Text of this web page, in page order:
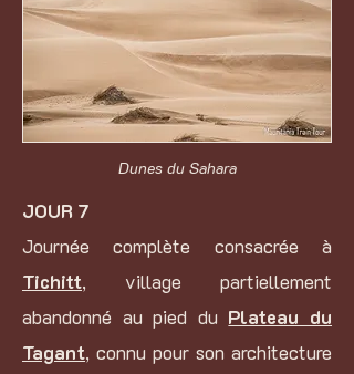
Dunes du Sahara
JOUR 7
Journée complète consacrée à
Tichitt, village partiellement
abandonné au pied du Plateau du
Tagant, connu pour son architecture